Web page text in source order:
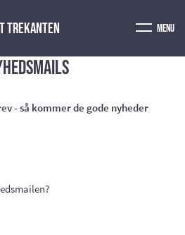
Trekanten Menu
- så kommer de gode nyheder